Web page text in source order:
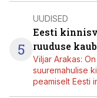
5
UUDISED
Eesti
ruuduse
Viljar Arakas:
suuremahulise
peamiselt Eesti